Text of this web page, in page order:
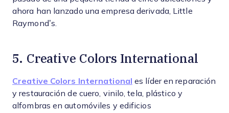
ahora han lanzado una empresa derivada, Little
Raymond’s.
5. Creative Colors International
Creative Colors International es líder en reparación
y restauración de cuero, vinilo, tela, plástico y
alfombras en automóviles y edificios